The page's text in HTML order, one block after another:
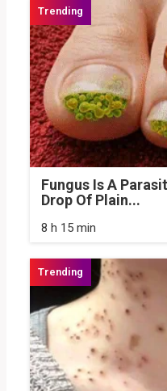
Fungus Is A
Drop Of Plain...
8 h 15 min